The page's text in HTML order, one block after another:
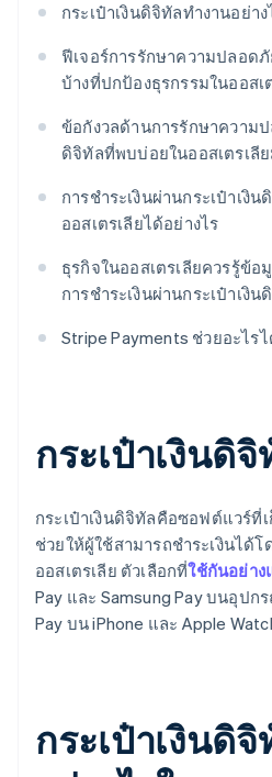
กระเป๋าเงินดิจิทัลทำงานอย่า
ฟีเจอร์การรักษาความปลอด
บ้างที่ปกป้องธุรกรรมในออสเ
ข้อกังวลด้านการรักษาความ
ดิจิทัลที่พบบ่อยในออสเตรเลี
การชำระเงินผ่านกระเป๋าเงิ
ออสเตรเลียได้อย่างไร
ธุรกิจในออสเตรเลียควรรู้ข้อ
การชำระเงินผ่านกระเป๋าเงิน
Stripe Payments ช่วยอะไร
กระเป๋าเงินดิ
กระเป๋าเงินดิจิทัลคือซอฟต์แวร์ที่
ช่วยให้ผู้ใช้สามารถชำระเงินได้
ออสเตรเลีย ตัวเลือกที่ใช้กันอย่า
Pay และ Samsung Pay บนอุปก
Pay บน iPhone และ Apple
กระเป๋าเงินดิ